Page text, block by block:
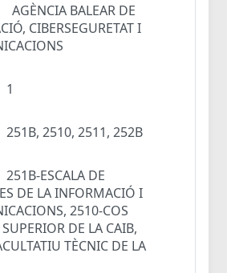
AGÈNCIA BALEAR DE
CIBERSEGURETAT I
1
251B, 2510, 2511, 252B
251B-ESCALA DE
DE LA INFORMACIÓ I
2510-COS
DE LA CAIB,
TÈCNIC DE LA